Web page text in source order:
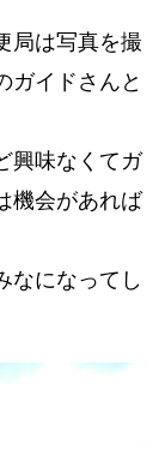
局は写真を撮
ガイドさんと
興味なくてガ
機会があれば
なになってし